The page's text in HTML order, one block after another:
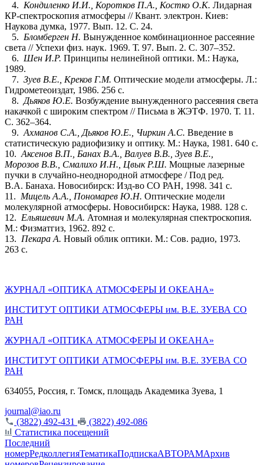
4. Кондиленко И.И., Коротков П.А., Костко О.К. Лидарная
КР-спектроскопия атмосферы // Квант. электрон. Киев:
Наукова думка, 1977. Вып. 12. С. 24.
5. Бломберген Н. Вынужденное комбинационное рассеяние
света // Успехи физ. наук. 1969. Т. 97. Вып. 2. С. 307–352.
6. Шен И.Р. Принципы нелинейной оптики. М.: Наука,
1989.
7. Зуев В.Е., Креков Г.М. Оптические модели атмосферы. Л.:
Гидрометеоиздат, 1986. 256 с.
8. Дьяков Ю.Е. Возбуждение вынужденного рассеяния света
накачкой с широким спектром // Письма в ЖЭТФ. 1970. Т. 11.
С. 362–364.
9. Ахманов С.А., Дьяков Ю.Е., Чиркин А.С. Введение в
статистическую радиофизику и оптику. М.: Наука, 1981. 640 с.
10. Аксенов В.П., Банах В.А., Валуев В.В., Зуев В.Е.,
Морозов В.В., Смалихо И.Н., Цвык Р.Ш. Мощные лазерные
пучки в случайно-неоднородной атмосфере / Под ред.
В.А. Банаха. Новосибирск: Изд-во СО РАН, 1998. 341 с.
11. Мицель А.А., Пономарев Ю.Н. Оптические модели
молекулярной атмосферы. Новосибирск: Наука, 1988. 128 с.
12. Ельяшевич М.А. Атомная и молекулярная спектроскопия.
М.: Физматгиз, 1962. 892 с.
13. Пекара А. Новый облик оптики. М.: Сов. радио, 1973.
263 с.
ЖУРНАЛ «ОПТИКА АТМОСФЕРЫ И ОКЕАНА»
ИНСТИТУТ ОПТИКИ АТМОСФЕРЫ им. В.Е. ЗУЕВА СО
РАН
ЖУРНАЛ «ОПТИКА АТМОСФЕРЫ И ОКЕАНА»
ИНСТИТУТ ОПТИКИ АТМОСФЕРЫ им. В.Е. ЗУЕВА СО
РАН
634055, Россия, г. Томск, площадь Академика Зуева, 1
journal@iao.ru
(3822) 492-431
(3822) 492-086
Статистика посещений
Последний
номерРедколлегияТематикаПодпискаАВТОРАМАрхив